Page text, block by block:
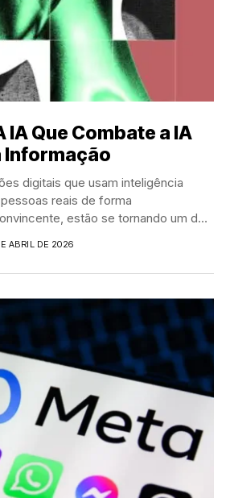
IA Que Combate a IA
Informação
digitais que usam inteligência
reais de forma
estão se tornando um dos
ABRIL DE 2026